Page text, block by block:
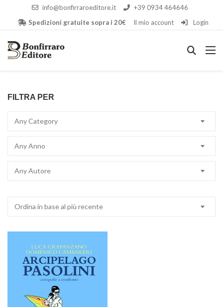
info@bonfirraroeditore.it
+39 0934 464646
Spedizioni gratuite sopra i 20€
Il mio account Login
FILTRA PER
Any Category
Any Anno
Any Autore
Ordina in base al più recente